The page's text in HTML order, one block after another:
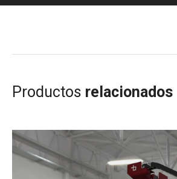
Productos relacionados